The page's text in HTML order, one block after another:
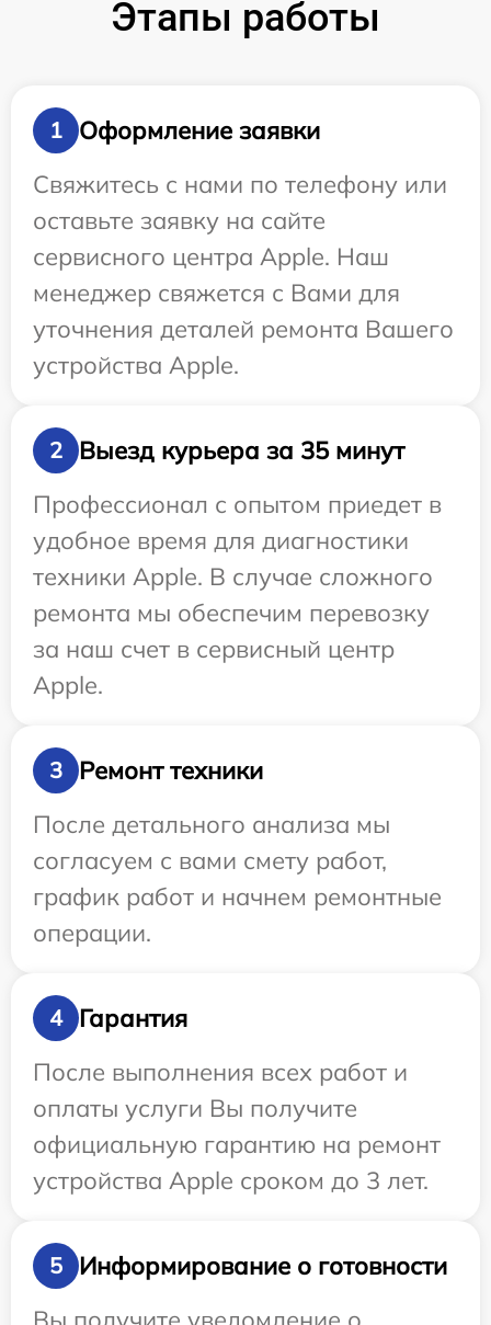
Этапы работы
1
Оформление заявки
Свяжитесь с нами по телефону или
оставьте заявку на сайте
сервисного центра Apple. Наш
менеджер свяжется с Вами для
уточнения деталей ремонта Вашего
устройства Apple.
2
Выезд курьера за 35 минут
Профессионал с опытом приедет в
удобное время для диагностики
техники Apple. В случае сложного
ремонта мы обеспечим перевозку
за наш счет в сервисный центр
Apple.
3
Ремонт техники
После детального анализа мы
согласуем с вами смету работ,
график работ и начнем ремонтные
операции.
4
Гарантия
После выполнения всех работ и
оплаты услуги Вы получите
официальную гарантию на ремонт
устройства Apple сроком до 3 лет.
5
Информирование о готовности